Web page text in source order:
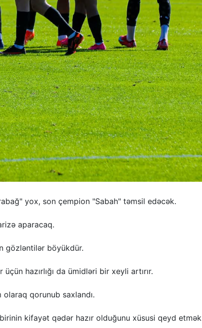
yox, son çempion "Sabah" təmsil edəcək.
aparacaq.
gözləntilər böyükdür.
hazırlığı da ümidləri bir xeyli artırır.
qorunub saxlandı.
kifayət qədər hazır olduğunu xüsusi qeyd etmək